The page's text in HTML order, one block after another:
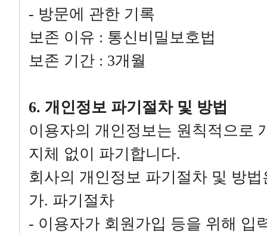
- 방문에 관한 기록
보존 이유 : 통신비밀보호법
보존 기간 : 3개월
6. 개인정보 파기절차 및 방법
이용자의 개인정보는 원칙적으로
지체 없이 파기합니다.
회사의 개인정보 파기절차 및 방
가. 파기절차
- 이용자가 회원가입 등을 위해 입